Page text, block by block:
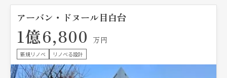
アーバン・ドヌール目白台
1億6,800 万円
新規リノベ リノベる設計